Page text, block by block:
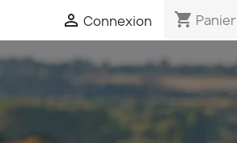
 Connexion shopping_cart Panier